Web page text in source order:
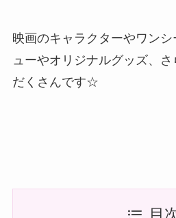
映画のキャラクターやワン
ューやオリジナルグッズ、
だくさんです☆
目